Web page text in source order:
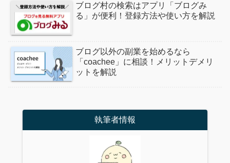
ブログ村の検索はアプリ「ブログみ
る」が便利！登録方法や使い方を解説
ブログ以外の副業を始めるなら
「coachee」に相談！メリットデメリ
ットを解説
執筆者情報